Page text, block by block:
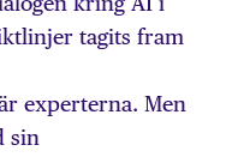
tagits fram
experterna. Men
sin